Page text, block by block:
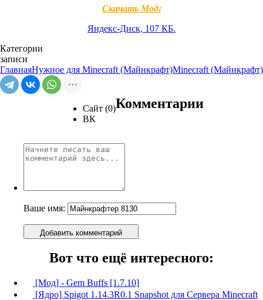
Скачать Мод:
Яндекс-Диск, 107 КБ.
Категории
записи
ГлавнаяНужное для Minecraft (Майнкрафт)Minecraft (Майнкрафт)
Сайт (0)
ВК
Комментарии
Ваше имя:
Добавить комментарий
Вот что ещё интересного:
[Мод] - Gem Buffs [1.7.10]
[Ядро] Spigot 1.14.3R0.1 Snapshot для Сервера Minecraft